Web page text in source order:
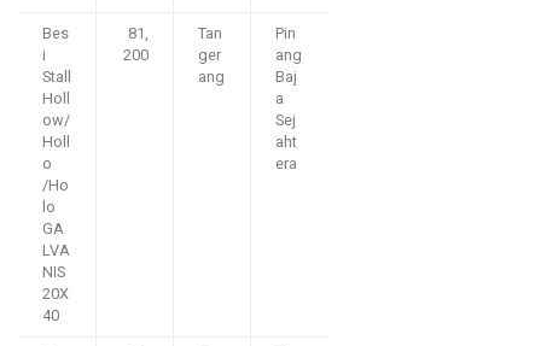
Bes
i
Stall
Holl
ow/
Holl
o
/Ho
lo
GA
LVA
NIS
20X
40
81,
200
Tan
ger
ang
Pin
ang
Baj
a
Sej
aht
era